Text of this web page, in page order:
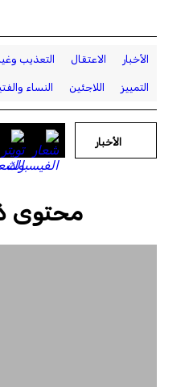
الأخبار الاعتقال التعذيب
التمييز اللاجئين النساء
الأخبار
محتوى